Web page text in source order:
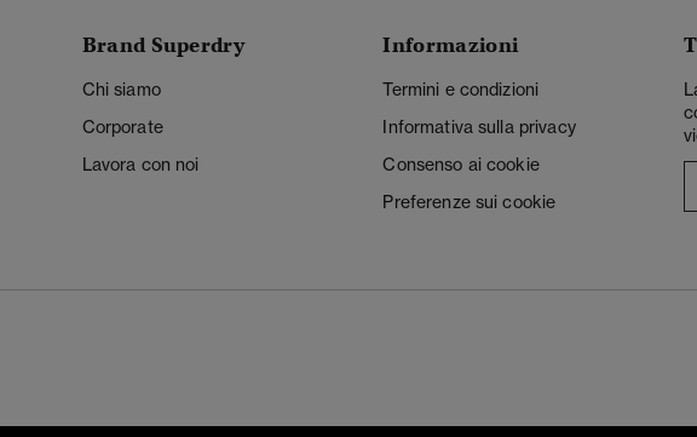
Brand Superdry
Chi siamo
Corporate
Lavora con noi
Informazioni
Termini e condizioni
Informativa sulla privacy
Consenso ai cookie
Preferenze sui cookie